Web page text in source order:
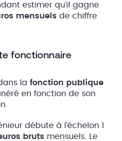
estimer qu’il gagne
mensuels de chiffre
fonctionnaire
la fonction publique
en fonction de son
débute à l’échelon 1
bruts mensuels. Le